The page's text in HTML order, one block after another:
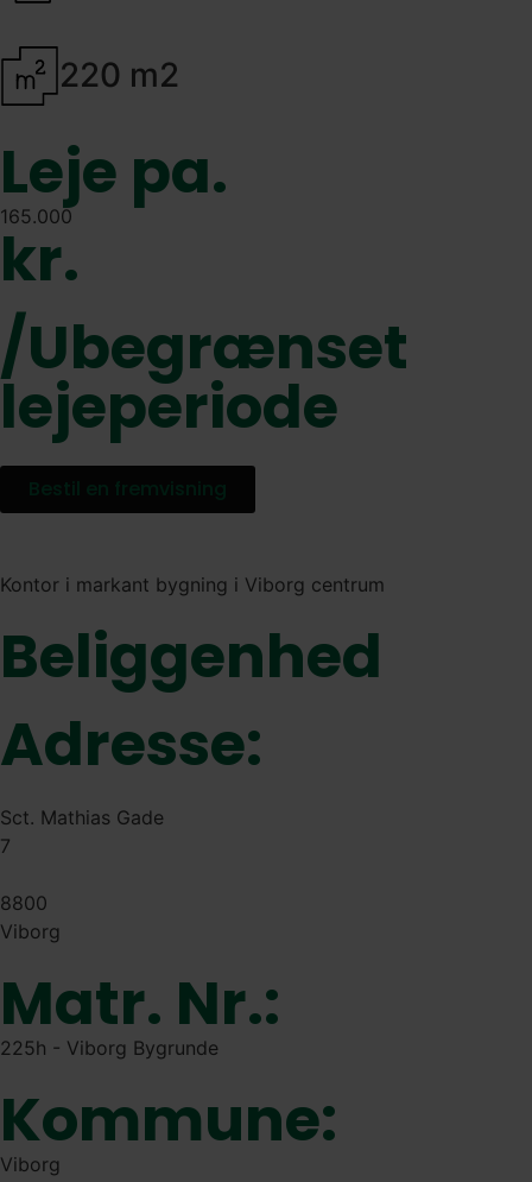
220 m2
Leje pa.
165.000
kr.
/Ubegrænset
lejeperiode
Kontor i markant bygning i Viborg centrum
Beliggenhed
Adresse:
Sct. Mathias Gade
7
8800
Viborg
Matr. Nr.:
225h - Viborg Bygrunde
Kommune:
Viborg